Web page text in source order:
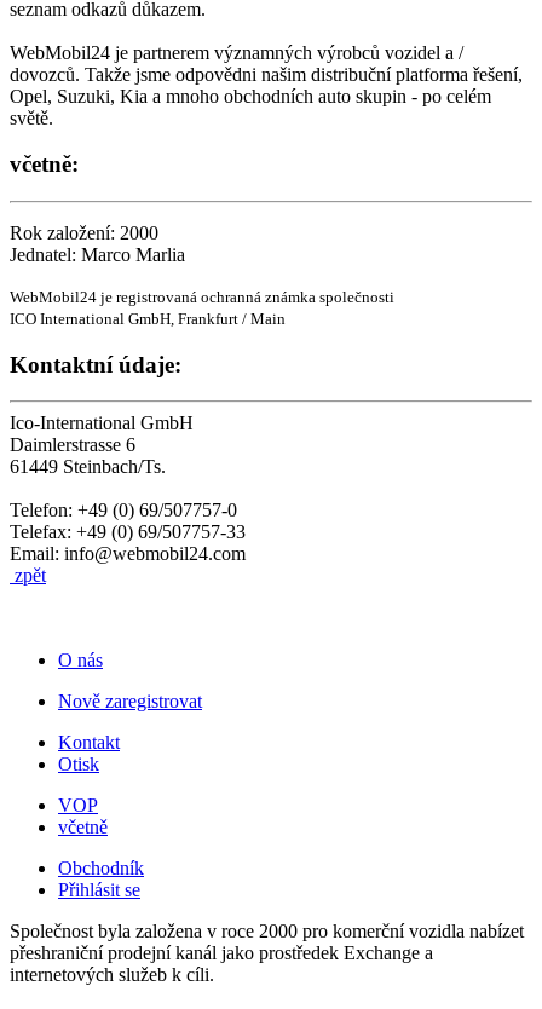
seznam odkazů důkazem.
WebMobil24 je partnerem významných výrobců vozidel a /
dovozců. Takže jsme odpovědni našim distribuční platforma řešení,
Opel, Suzuki, Kia a mnoho obchodních auto skupin - po celém
světě.
včetně:
Rok založení: 2000
Jednatel: Marco Marlia
WebMobil24 je registrovaná ochranná známka společnosti
ICO International GmbH, Frankfurt / Main
Kontaktní údaje:
Ico-International GmbH
Daimlerstrasse 6
61449 Steinbach/Ts.
Telefon: +49 (0) 69/507757-0
Telefax: +49 (0) 69/507757-33
Email: info@webmobil24.com
zpět
O nás
Nově zaregistrovat
Kontakt
Otisk
VOP
včetně
Obchodník
Přihlásit se
Společnost byla založena v roce 2000 pro komerční vozidla nabízet
přeshraniční prodejní kanál jako prostředek Exchange a
internetových služeb k cíli.